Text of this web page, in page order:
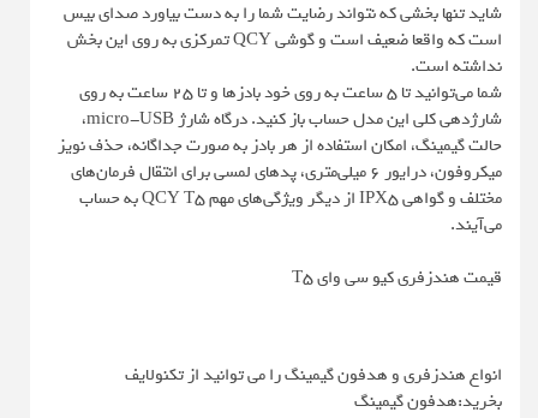
شاید تنها بخشی که نتواند رضایت شما را به دست بیاورد صدای بیس
است که واقعا ضعیف است و گوشی QCY تمرکزی به روی این بخش
نداشته است.
شما می‌توانید تا 5 ساعت به روی خود بادزها و تا 25 ساعت به روی
شارژدهی کلی این مدل حساب باز کنید. درگاه شارژ micro-USB،
حالت گیمینگ، امکان استفاده از هر بادز به صورت جداگانه، حذف نویز
میکروفون، درایور 6 میلی‌متری، پدهای لمسی برای انتقال فرمان‌های
مختلف و گواهی IPX5 از دیگر ویژگی‌های مهم QCY T5 به حساب
می‌آیند.
قیمت هندزفری کیو سی وای T5
انواع هندزفری و هدفون گیمینگ را می توانید از تکنولایف
بخرید:هدفون گیمینگ